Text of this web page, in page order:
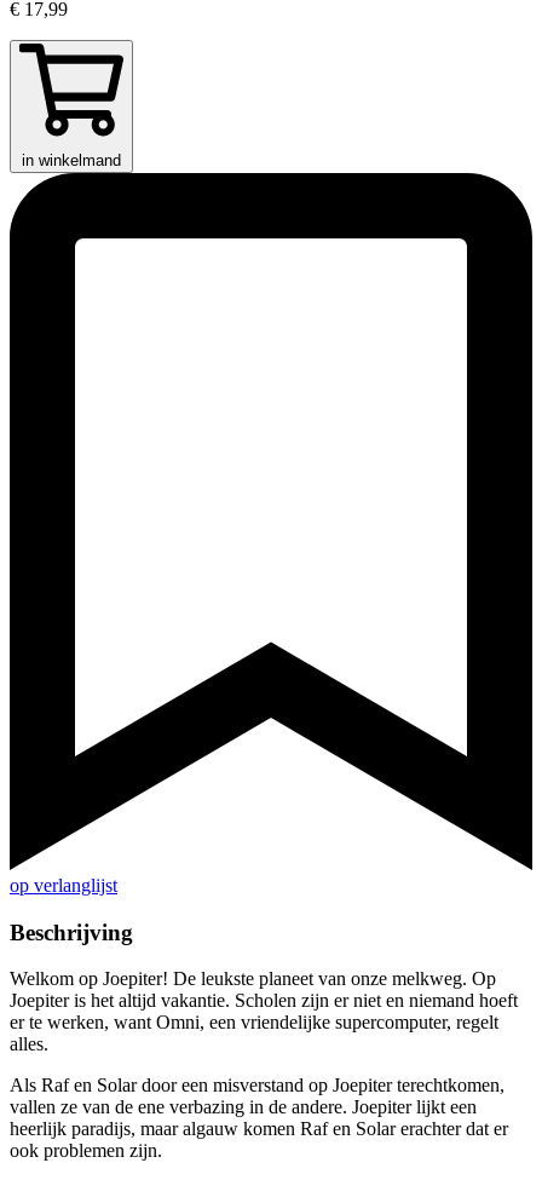
€ 17,99
in winkelmand
op verlanglijst
Beschrijving
Welkom op Joepiter! De leukste planeet van onze melkweg. Op
Joepiter is het altijd vakantie. Scholen zijn er niet en niemand hoeft
er te werken, want Omni, een vriendelijke supercomputer, regelt
alles.
Als Raf en Solar door een misverstand op Joepiter terechtkomen,
vallen ze van de ene verbazing in de andere. Joepiter lijkt een
heerlijk paradijs, maar algauw komen Raf en Solar erachter dat er
ook problemen zijn.